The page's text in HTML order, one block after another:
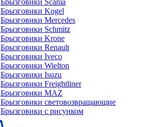
Брызговики Scania
Брызговики Kogel
Брызговики Mercedes
Брызговики Schmitz
Брызговики Krone
Брызговики Renault
Брызговики Iveco
Брызговики Wielton
Брызговики Isuzu
Брызговики Freightliner
Брызговики MAZ
Брызговики световозвращающие
Брызговики с рисунком